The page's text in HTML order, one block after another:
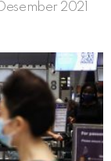
2021